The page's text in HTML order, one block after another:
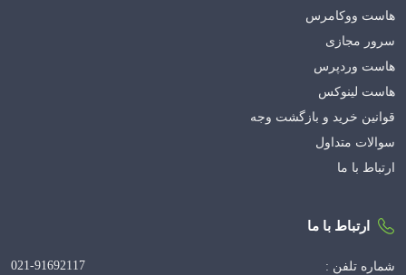
هاست ووکامرس
سرور مجازی
هاست وردپرس
هاست لینوکس
قوانین خرید و بازگشت وجه
سوالات متداول
ارتباط با ما
ارتباط با ما
شماره تلفن : 021-91692117